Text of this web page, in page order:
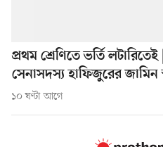
প্রথম শ্রেণিতে ভর্তি
সেনাসদস্য হাফিজুরের জামিন
১০ ঘণ্টা আগে